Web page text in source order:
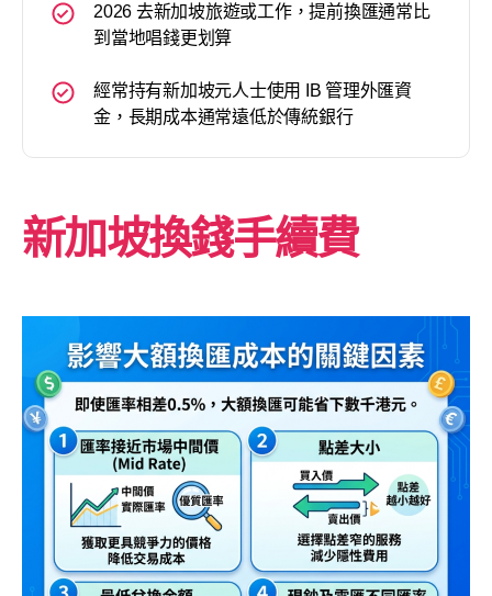
2026 去新加坡旅遊或工作，提前換匯通常比
到當地唱錢更划算
經常持有新加坡元人士使用 IB 管理外匯資
金，長期成本通常遠低於傳統銀行
新加坡換錢手續費